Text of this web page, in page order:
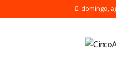
domingo,